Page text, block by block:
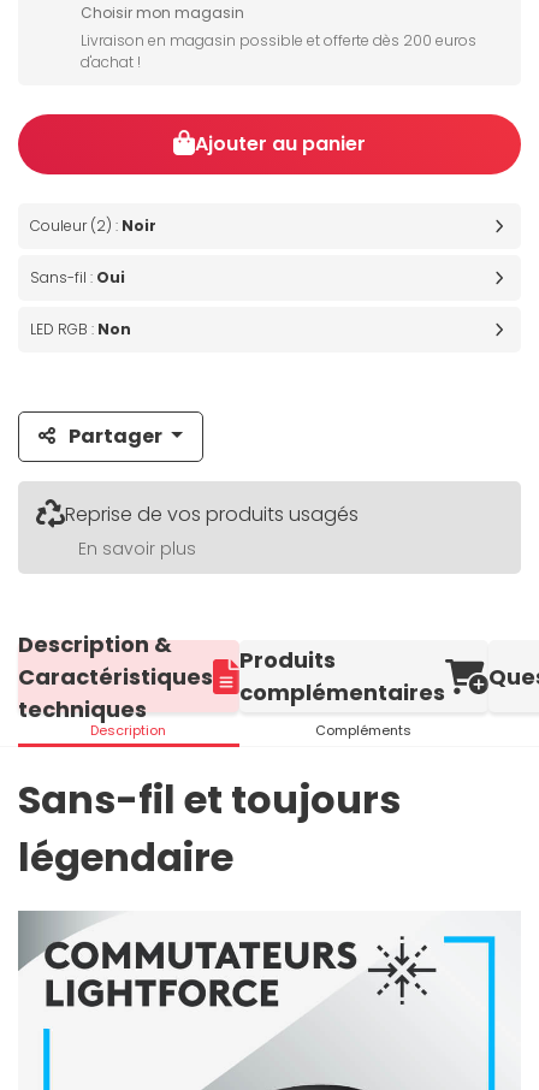
Choisir mon magasin
Livraison en magasin possible et offerte dès 200 euros
d'achat !
Ajouter au panier
Couleur (2) : Noir
Sans-fil : Oui
LED RGB : Non
Partager
Reprise de vos produits usagés
En savoir plus
Description &
Caractéristiques
techniques
Description
Produits
complémentaires
Compléments
Sans-fil et toujours
légendaire